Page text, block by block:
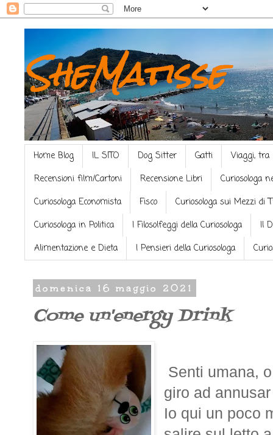
SheMatisse
Home Blog IL SITO Dog Sitter Gatti
Viaggi, tra
Recensioni film/Cartoni
Recensione Libri
Curiosologa
Curiosologa Economista
Fisco
Curiosologa sui Mezzi di
Curiosologa in Politica
I Filosolfeggi della Curiosologa
Il
Alimentazione e Dieta
I Pensieri della Curiosologa
domenica 16 maggio 2021
Come un'energy Drink
Senti umana,
giro ad
Io qui un poco